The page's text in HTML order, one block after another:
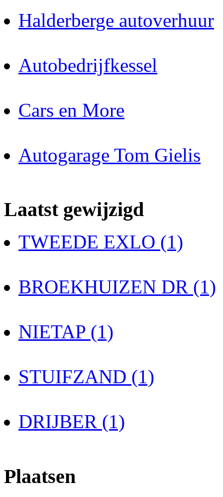
Halderberge autoverhuur
Autobedrijfkessel
Cars en More
Autogarage Tom Gielis
Laatst gewijzigd
TWEEDE EXLO (1)
BROEKHUIZEN DR (1)
NIETAP (1)
STUIFZAND (1)
DRIJBER (1)
Plaatsen